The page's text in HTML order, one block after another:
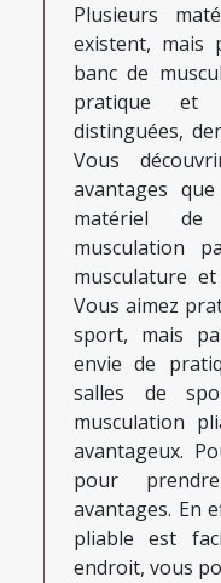
Plusieurs
existent, mais
banc de
pratique et
distinguées,
Vous
avantages
matériel de
musculation
musculature
Vous aimez
sport, mais
envie de
salles de
musculation
avantageux.
pour
avantages. En
pliable est
endroit, vous